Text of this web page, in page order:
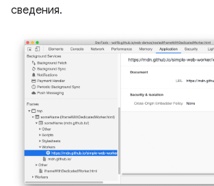
сведения.